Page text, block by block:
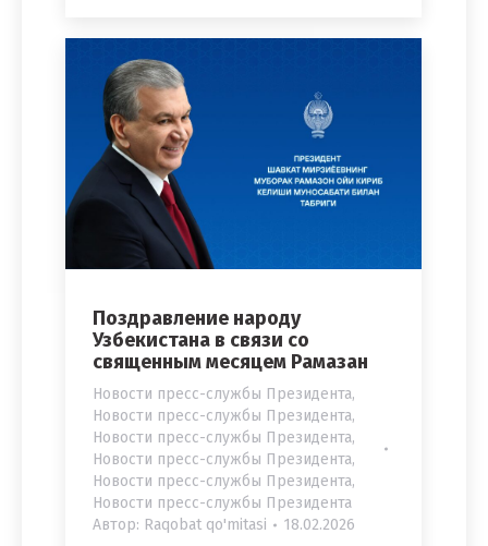
Поздравление народу
Узбекистана в связи со
священным месяцем Рамазан
Новости пресс-службы Президента,
Новости пресс-службы Президента,
Новости пресс-службы Президента,
Новости пресс-службы Президента,
Новости пресс-службы Президента,
Новости пресс-службы Президента
Автор: Raqobat qo'mitasi 18.02.2026